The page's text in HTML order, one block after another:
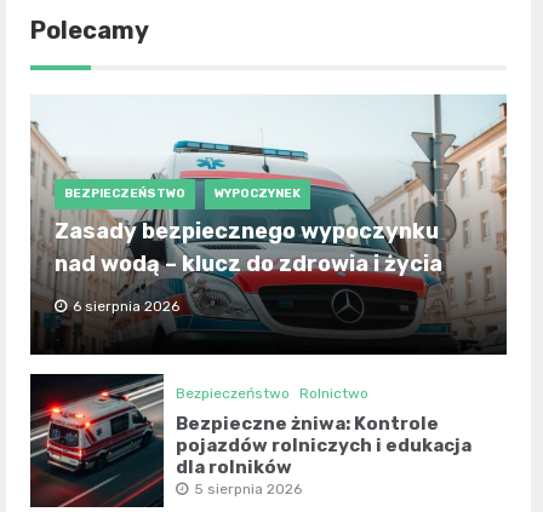
Polecamy
BEZPIECZEŃSTWO WYPOCZYNEK
Zasady bezpiecznego wypoczynku
nad wodą – klucz do zdrowia i życia
6 sierpnia 2026
Bezpieczeństwo Rolnictwo
Bezpieczne żniwa: Kontrole
pojazdów rolniczych i edukacja
dla rolników
5 sierpnia 2026